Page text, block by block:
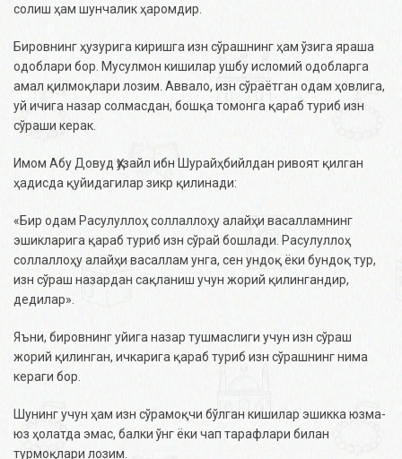
солиш ҳам шунчалик ҳаромдир.
Бировнинг ҳузурига киришга изн сўрашнинг ҳам ўзига яраша
одоблари бор. Мусулмон кишилар ушбу исломий одобларга
амал қилмоқлари лозим. Аввало, изн сўраётган одам ҳовлига,
уй ичига назар солмасдан, бошқа томонга қараб туриб изн
сўраши керак.
Имом Абу Довуд Ҳузайл ибн Шурайҳбийлдан ривоят қилган
ҳадисда қуйидагилар зикр қилинади:
«Бир одам Расулуллоҳ соллаллоҳу алайҳи васалламнинг
эшикларига қараб туриб изн сўрай бошлади. Расулуллоҳ
соллаллоҳу алайҳи васаллам унга, сен ундоқ ёки бундоқ тур,
изн сўраш назардан сақланиш учун жорий қилингандир,
дедилар».
Яъни, бировнинг уйига назар тушмаслиги учун изн сўраш
жорий қилинган, ичкарига қараб туриб изн сўрашнинг нима
кераги бор.
Шунинг учун ҳам изн сўрамоқчи бўлган кишилар эшикка юзма-
юз ҳолатда эмас, балки ўнг ёки чап тарафлари билан
турмоқлари лозим.